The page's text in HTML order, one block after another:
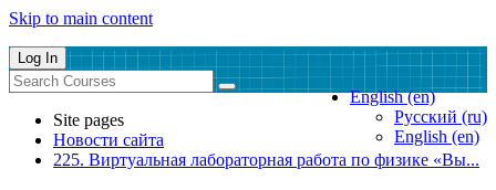
Skip to main content
Log In
English ‎(en)‎
Русский ‎(ru)‎
English ‎(en)‎
Site pages
Новости сайта
225. Виртуальная лабораторная работа по физике «Вы...